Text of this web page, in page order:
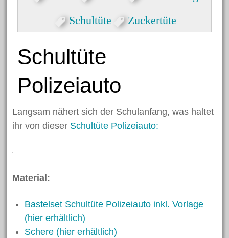
Grußkarte zum Valentinstag
Hängen
Kastanien
Nikolaus Handabdruck
Schneekugel
Juni 2023
April 2023
Schultüte Zuckertüte
Schultüte
Polizeiauto
Langsam nähert sich der Schulanfang, was haltet
ihr von dieser Schultüte Polizeiauto:
Material:
Bastelset Schultüte Polizeiauto inkl. Vorlage
(hier erhältlich)
Schere (hier erhältlich)